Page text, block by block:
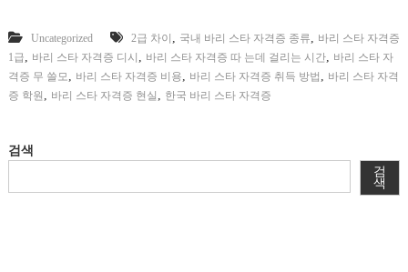
Uncategorized 2급 차이 , 국내 바리 스타 자격증 종류, 바리 스타 자격증
1급, 바리 스타 자격증 디시 , 바리 스타 자격증 따 는데 걸리는 시간, 바리 스타 자
격증 무 쓸모, 바리 스타 자격증 비용, 바리 스타 자격증 취득 방법 , 바리 스타 자격
증 학원 , 바리 스타 자격증 현실 , 한국 바리 스타 자격증
검색
검
색